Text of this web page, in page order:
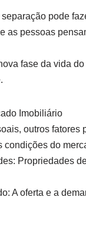
pode
as pessoas
fase da vida
Imobiliário
outros
condições do
Propriedades
A oferta e a